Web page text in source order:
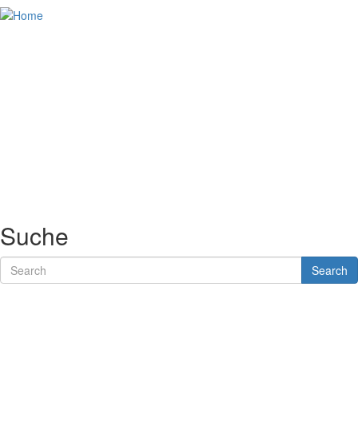
Suche
Search Search